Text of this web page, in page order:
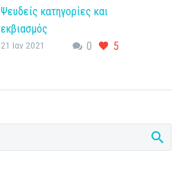
Ψευδείς κατηγορίες και
εκβιασμός
Πως οι ψευδείς
0 5
21 Ιαν 2021